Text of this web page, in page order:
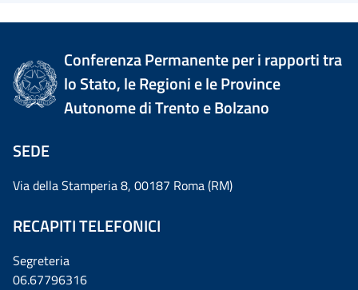
Conferenza Permanente per i rapporti tra
lo Stato, le Regioni e le Province
Autonome di Trento e Bolzano
SEDE
Via della Stamperia 8, 00187 Roma (RM)
RECAPITI TELEFONICI
Segreteria
06.67796316